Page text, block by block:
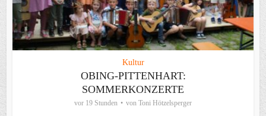
Kultur
OBING-PITTENHART:
SOMMERKONZERTE
vor 19 Stunden von Toni Hötzelsperger